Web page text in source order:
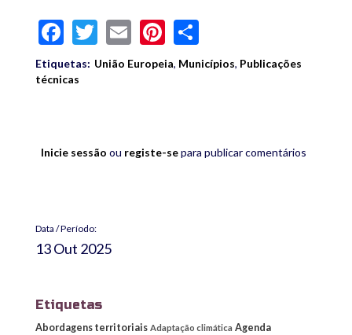
Facebook
Twitter
EmailPinterest
Etiquetas: União Europeia, Municípios, Publicações
técnicas
Inicie sessão ou registe-separa publicar comentários
Data / Período:
13 Out 2025
Etiquetas
Abordagens territoriais Adaptação climática Agenda